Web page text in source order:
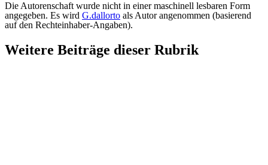
Die Autorenschaft wurde nicht in einer maschinell lesbaren Form
angegeben. Es wird G.dallorto als Autor angenommen (basierend
auf den Rechteinhaber-Angaben).
Weitere Beiträge dieser Rubrik